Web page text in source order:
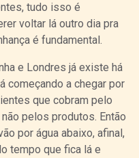
tudo isso é
voltar lá outro dia pra
é fundamental.
e Londres já existe há
começando a chegar por
que cobram pelo
pelos produtos. Então
por água abaixo, afinal,
tempo que fica lá e